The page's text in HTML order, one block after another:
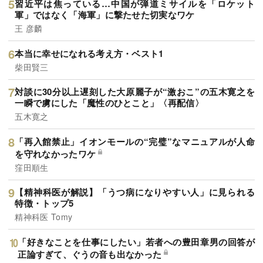
習近平は焦っている…中国が弾道ミサイルを「ロケット
軍」ではなく「海軍」に撃たせた切実なワケ
王 彦麟
本当に幸せになれる考え方・ベスト1
柴田賢三
対談に30分以上遅刻した大原麗子が“激おこ”の五木寛之を
一瞬で虜にした「魔性のひとこと」〈再配信〉
五木寛之
「再入館禁止」イオンモールの“完璧”なマニュアルが人命
を守れなかったワケ
窪田順生
【精神科医が解説】「うつ病になりやすい人」に見られる
特徴・トップ5
精神科医 Tomy
「好きなことを仕事にしたい」若者への豊田章男の回答が
正論すぎて、ぐうの音も出なかった